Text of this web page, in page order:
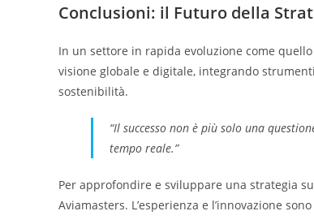
Conclusioni: il Futuro della
In un settore in rapida evoluzione come
visione globale e digitale, integrando
sostenibilità.
“Il successo non è più solo una
tempo reale.”
Per approfondire e sviluppare una strategia
Aviamasters. L’esperienza e l’innovazione